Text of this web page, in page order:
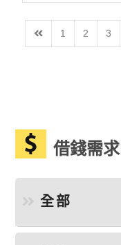
1 2 3
借錢需求
全部